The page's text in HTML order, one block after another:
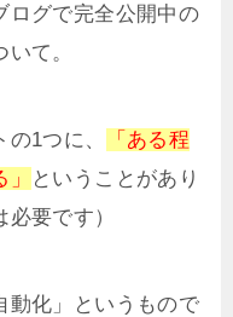
ログで完全公開中の
て。
1つに、
「ある程
ということがあり
要です）
動化」というもので